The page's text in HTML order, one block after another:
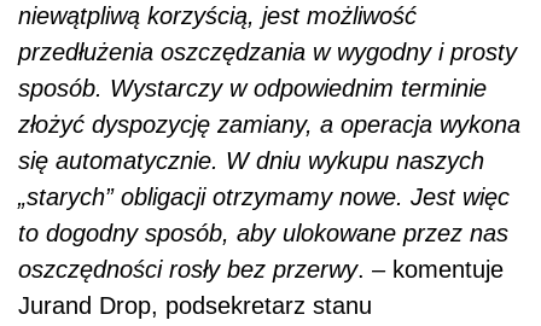
niewątpliwą korzyścią, jest możliwość
przedłużenia oszczędzania w wygodny i prosty
sposób. Wystarczy w odpowiednim terminie
złożyć dyspozycję zamiany, a operacja wykona
się automatycznie. W dniu wykupu naszych
„starych” obligacji otrzymamy nowe. Jest więc
to dogodny sposób, aby ulokowane przez nas
oszczędności rosły bez przerwy. – komentuje
Jurand Drop, podsekretarz stanu